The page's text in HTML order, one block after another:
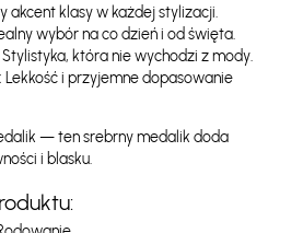
akcent klasy w każdej stylizacji.
wybór na co dzień i od święta.
Stylistyka, która nie wychodzi z mody.
Lekkość i przyjemne dopasowanie
— ten srebrny medalik doda
i blasku.